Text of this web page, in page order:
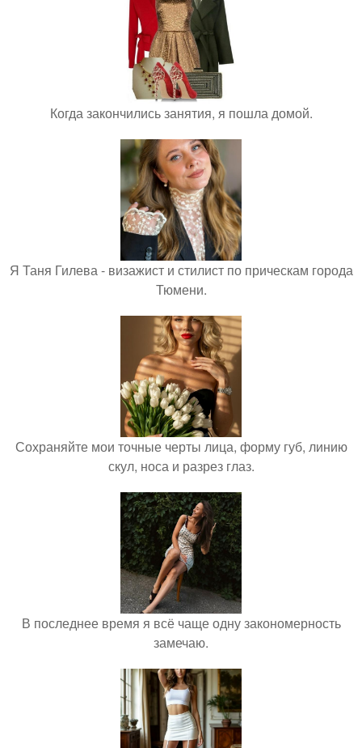
Когда закончились занятия, я пошла домой.
Я Таня Гилева - визажист и стилист по прическам города
Тюмени.
Сохраняйте мои точные черты лица, форму губ, линию
скул, носа и разрез глаз.
В последнее время я всё чаще одну закономерность
замечаю.